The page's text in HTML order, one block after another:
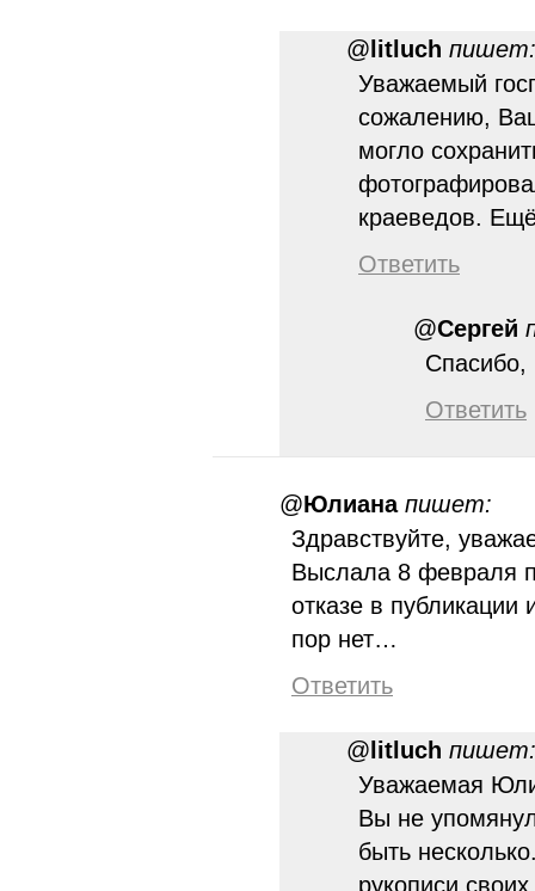
@ litluch пишет:
Уважаемый
сожалению,
могло
краеведов.
Ответить
@Сергей
Спасибо,
Ответить
@Юлиана пишет:
Здравствуйте,
Выслала 8 февраля
отказе в публикации
пор нет…
Ответить
@ litluch пишет:
Уважаемая
Вы не
быть
рукописи